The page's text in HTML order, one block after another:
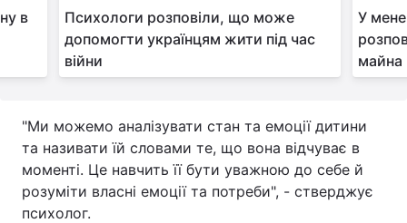
в
Психологи розповіли, що може
допомогти українцям жити під час
війни
У
майна
"Ми можемо аналізувати стан та емоції дитини
та називати їй словами те, що вона відчуває в
моменті. Це навчить її бути уважною до себе й
розуміти власні емоції та потреби", - стверджує
психолог.